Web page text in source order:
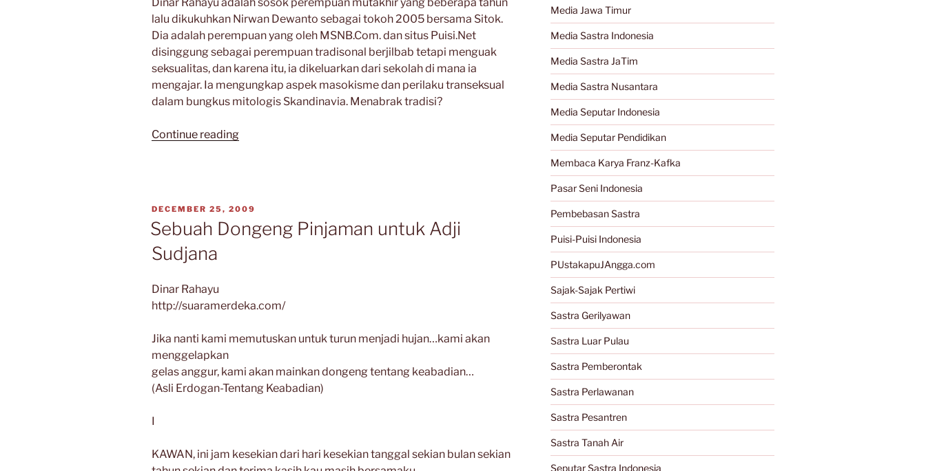
lalu dikukuhkan Nirwan Dewanto sebagai tokoh 2005 bersama Sitok.
Dia adalah perempuan yang oleh MSNB.Com. dan situs Puisi.Net
disinggung sebagai perempuan tradisonal berjilbab tetapi menguak
seksualitas, dan karena itu, ia dikeluarkan dari sekolah di mana ia
mengajar. Ia mengungkap aspek masokisme dan perilaku transeksual
dalam bungkus mitologis Skandinavia. Menabrak tradisi?
Continue reading“BELAJAR
POSTED
ON
DECEMBER 25, 2009
Sebuah Dongeng Pinjaman untuk Adji
Sudjana
Dinar Rahayu
http://suaramerdeka.com/
Jika nanti kami memutuskan untuk turun menjadi hujan…kami akan
menggelapkan
gelas anggur, kami akan mainkan dongeng tentang keabadian…
(Asli Erdogan-Tentang Keabadian)
I
KAWAN, ini jam kesekian dari hari kesekian tanggal sekian bulan sekian
Media Jawa Timur
Media Sastra Indonesia
Media Sastra JaTim
Media Sastra Nusantara
Media Seputar Indonesia
Media Seputar Pendidikan
Membaca Karya Franz-Kafka
Pasar Seni Indonesia
Pembebasan Sastra
Puisi-Puisi Indonesia
PUstakapuJAngga.com
Sajak-Sajak Pertiwi
Sastra Gerilyawan
Sastra Luar Pulau
Sastra Pemberontak
Sastra Perlawanan
Sastra Pesantren
Sastra Tanah Air
Seputar Sastra Indonesia